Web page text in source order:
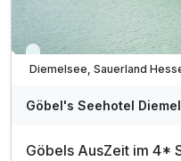
WAR
202
Viele Termine frei
Diemelsee, Sauerland
Göbel's Seehotel
Göbels AusZeit im 4*